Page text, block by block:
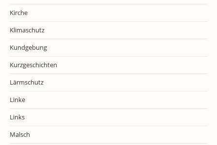
Kirche
Klimaschutz
Kundgebung
Kurzgeschichten
Lärmschutz
Linke
Links
Malsch